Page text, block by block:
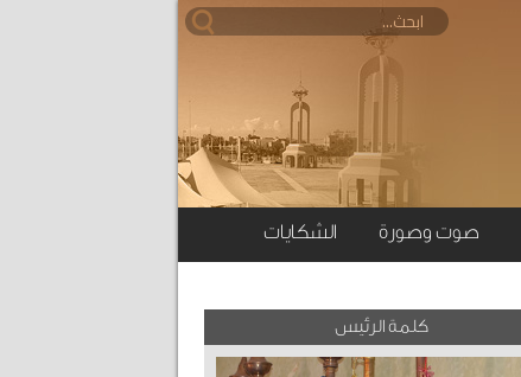
صوت وصورة الشكايات
كلمة الرئيس